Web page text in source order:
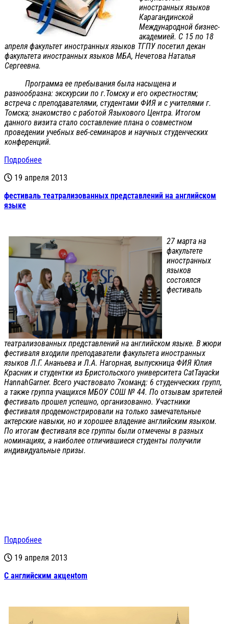
иностранных языков
Карагандинской
Международной бизнес-
академией. C 15 по 18
апреля факультет иностранных языков ТГПУ посетил декан
факультета иностранных языков МБА, Нечетова Наталья
Сергеевна.
Программа ее пребывания была насыщена и
разнообразна: экскурсии по г.Томску и его окрестностям;
встреча с преподавателями, студентами ФИЯ и с учителями г.
Томска; знакомство с работой Языкового Центра. Итогом
данного визита стало составление плана о совместном
проведении учебных веб-семинаров и научных студенческих
конференций.
Подробнее
19 апреля 2013
фестиваль театрализованных представлений на английском
языке
27 марта на
факультете
иностранных
языков
состоялся
фестиваль
театрализованных представлений на английском языке. В жюри
фестиваля входили преподаватели факультета иностранных
языков Л.Г. Ананьева и Л.А. Нагорная, выпускница ФИЯ Юлия
Красник и студентки из Бристольского университета CatTayackи
HannahGarner. Всего участвовало 7команд: 6 студенческих групп,
а также группа учащихся МБОУ СОШ № 44. По отзывам зрителей
фестиваль прошел успешно, организованно. Участники
фестиваля продемонстрировали на только замечательные
актерские навыки, но и хорошее владение английским языком.
По итогам фестиваля все группы были отмечены в разных
номинациях, а наиболее отличившиеся студенты получили
индивидуальные призы.
Подробнее
19 апреля 2013
С английским акценtom